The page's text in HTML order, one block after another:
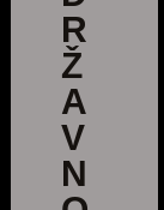
R
Ž
A
V
N